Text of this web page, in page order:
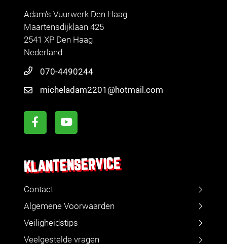
Adam's Vuurwerk Den Haag
Maartensdijklaan 425
2541 XP Den Haag
Nederland
070-4490244
micheladam2201@hotmail.com
KLANTENSERVICE
Contact
Algemene Voorwaarden
Veiligheidstips
Veelgestelde vragen